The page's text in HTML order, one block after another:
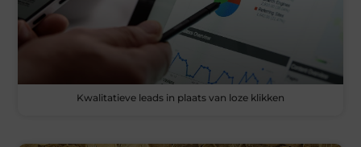
Kwalitatieve leads in plaats van loze klikken